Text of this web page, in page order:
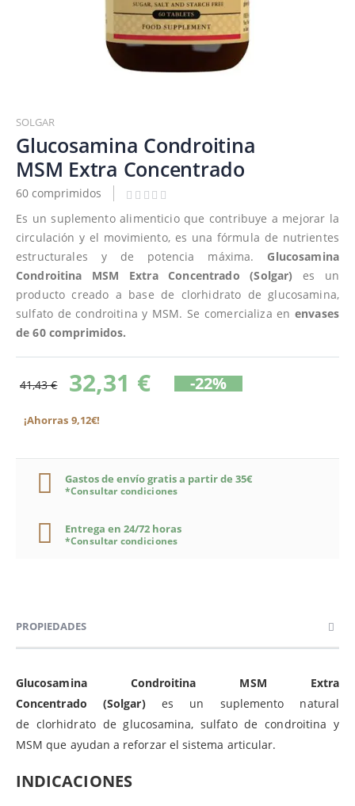
al
comienzo
de
la
galería
imágenes
SOLGAR
Glucosamina Condroitina
MSM Extra Concentrado
60 comprimidos
Es un suplemento alimenticio que contribuye a mejorar la
circulación y el movimiento, es una fórmula de nutrientes
estructurales y de potencia máxima. Glucosamina
Condroitina MSM Extra Concentrado
(Solgar) es un
producto creado a base de clorhidrato de glucosamina,
sulfato de condroitina y MSM. Se comercializa enenvases
de 60 comprimidos.
41,43 € 32,31 € -22%
¡Ahorras 9,12€!
Gastos de envío gratis a partir de 35€
*Consultar condiciones
Entrega en 24/72 horas
*Consultar condiciones
PROPIEDADES
Glucosamina Condroitina MSM Extra
Concentrado
(Solgar) es un suplemento natural
de clorhidrato de glucosamina, sulfato de condroitina y
MSM que ayudan a reforzar el sistema articular.
INDICACIONES